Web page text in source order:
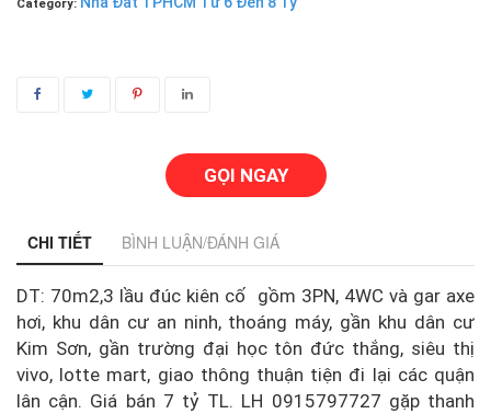
Category:
GỌI NGAY
CHI TIẾT BÌNH LUẬN/ĐÁNH GIÁ
DT: 70m2,3 lầu đúc kiên cố gồm 3PN, 4WC và gar axe
hơi, khu dân cư an ninh, thoáng máy, gần khu dân cư
Kim Sơn, gần trường đại học tôn đức thắng, siêu thị
vivo, lotte mart, giao thông thuận tiện đi lại các quận
lân cận. Giá bán 7 tỷ TL. LH 0915797727 gặp thanh